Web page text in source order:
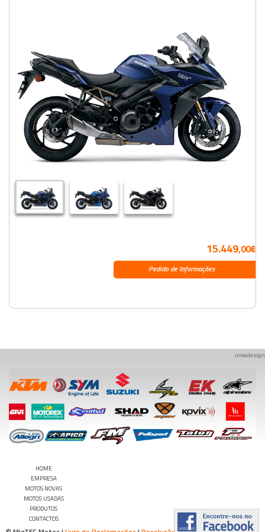
15.449,00€
Pedido de Informações
umadesign
HOME
EMPRESA
MOTOS NOVAS
MOTOS USADAS
PRODUTOS
CONTACTOS